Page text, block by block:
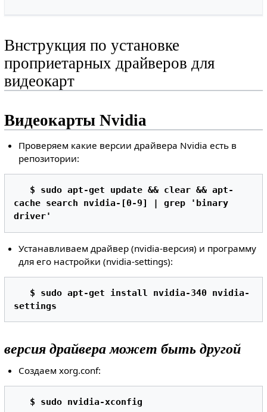
Bнструкция по установке
проприетарных драйверов для
видеокарт
Видеокарты Nvidia
Проверяем какие версии драйвера Nvidia есть в
репозитории:
$ sudo apt-get update && clear && apt-
cache search nvidia-[0-9] | grep 'binary
driver'
Устанавливаем драйвер (nvidia-версия) и программу
для его настройки (nvidia-settings):
$ sudo apt-get install nvidia-340 nvidia-
settings
версия драйвера может быть другой
Создаем xorg.conf:
$ sudo nvidia-xconfig